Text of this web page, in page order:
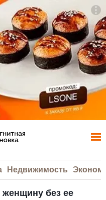
Недвижимость
женщину без ее